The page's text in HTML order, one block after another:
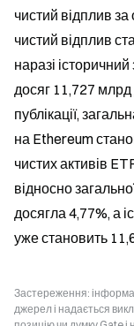
чистий відплив
чистий відплив
наразі
досяг 11,727
публікації,
на Ethereum
чистих активів
відносно
досягла 4,77%, а
уже становить
Застереження:
джерел і надається